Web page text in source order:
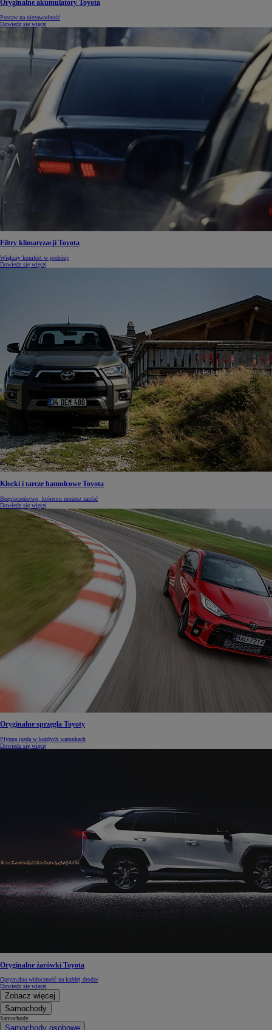
Oryginalne akumulatory Toyota
Postaw na niezawodność
Dowiedz się więcej
Filtry klimatyzacji Toyota
Większy komfort w podróży
Dowiedz się więcej
Klocki i tarcze hamulcowe Toyota
Bezpieczeństwo, któremu możesz zaufać
Dowiedz się więcej
Oryginalne sprzęgła Toyoty
Płynna jazda w każdych warunkach
Dowiedz się więcej
Oryginalne żarówki Toyota
Optymalna widoczność na każdej drodze
Dowiedz się więcej
Zobacz więcej
Samochody
Samochody
Samochody osobowe